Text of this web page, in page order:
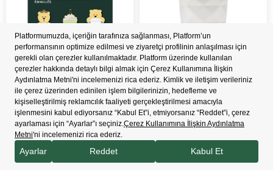
Starbucks® Yaz Temalı Metal 3'lü
Pin Set - 11182399
₺599,00
Sepete Ekle
Starbucks® Baklava Desenli
Adaçayı Yeşili Çelik Soğuk İçecek
Bardağı - 562ml - 11182379
₺1.749,00
Ücretsiz Kargo
Yeni
Ücretsiz Kargo
Yeni